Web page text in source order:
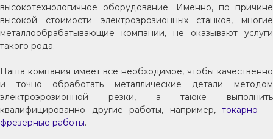
высокотехнологичное оборудование. Именно, по причине
высокой стоимости электроэрозионных станков, многие
металлообрабатывающие компании, не оказывают услуги
такого рода.
Наша компания имеет всё необходимое, чтобы качественно
и точно обработать металлические детали методом
электроэрозионной резки, а также выполнить
квалифицированно другие работы, например,токарно —
фрезерные работы.